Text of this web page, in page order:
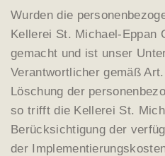
Wurden die
Kellerei St. Michael-Eppan
gemacht und ist unser
Verantwortlicher gemäß
Löschung der
so trifft die Kellerei St.
Berücksichtigung der
der